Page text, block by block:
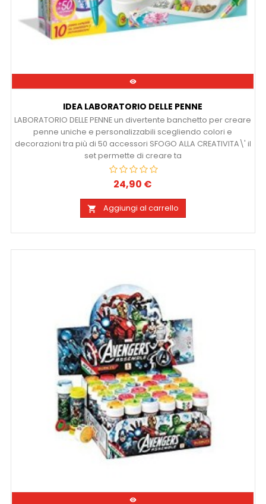

IDEA LABORATORIO DELLE PENNE
LABORATORIO DELLE PENNE un divertente banchetto per creare
penne uniche e personalizzabili scegliendo colori e
decorazioni tra più di 50 accessori SFOGO ALLA CREATIVITA\' il
set permette di creare ta
Prezzo
24,90 €
 Aggiungi al carrello
